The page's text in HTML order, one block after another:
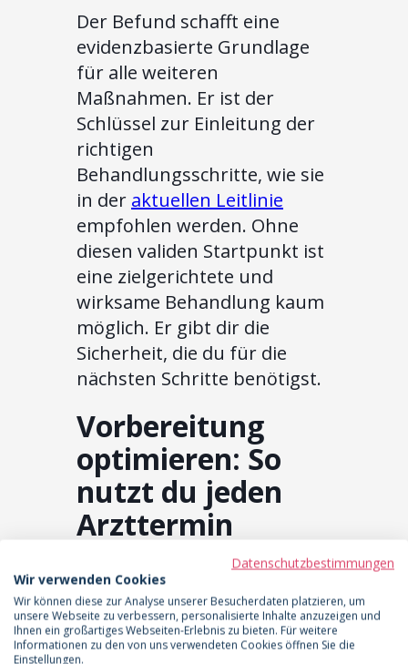
Der Befund schafft eine
evidenzbasierte Grundlage
für alle weiteren
Maßnahmen. Er ist der
Schlüssel zur Einleitung der
richtigen
Behandlungsschritte, wie sie
in der aktuellen Leitlinie
empfohlen werden. Ohne
diesen validen Startpunkt ist
eine zielgerichtete und
wirksame Behandlung kaum
möglich. Er gibt dir die
Sicherheit, die du für die
nächsten Schritte benötigst.
Vorbereitung
optimieren: So
nutzt du jeden
Arzttermin
Angesichts monatelanger
Wartezeiten ist eine optimale
Vorbereitung entscheidend,
Datenschutzbestimmungen
Wir verwenden Cookies
Wir können diese zur Analyse unserer Besucherdaten platzieren, um
unsere Webseite zu verbessern, personalisierte Inhalte anzuzeigen und
Ihnen ein großartiges Webseiten-Erlebnis zu bieten. Für weitere
Informationen zu den von uns verwendeten Cookies öffnen Sie die
Einstellungen.